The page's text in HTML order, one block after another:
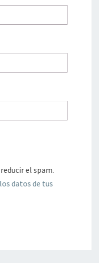
el spam.
datos de tus